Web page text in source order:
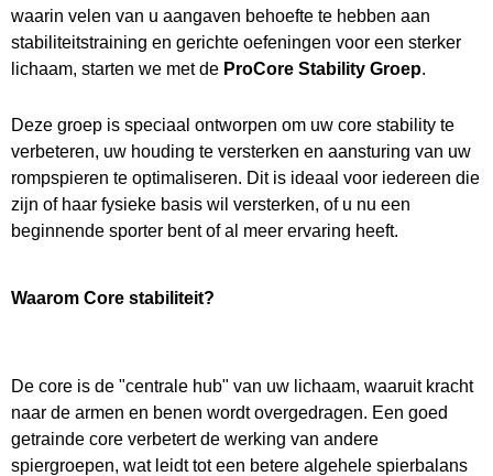
waarin velen van u aangaven behoefte te hebben aan
stabiliteitstraining en gerichte oefeningen voor een sterker
lichaam, starten we met de ProCore Stability Groep.
Deze groep is speciaal ontworpen om uw core stability te
verbeteren, uw houding te versterken en aansturing van uw
rompspieren te optimaliseren. Dit is ideaal voor iedereen die
zijn of haar fysieke basis wil versterken, of u nu een
beginnende sporter bent of al meer ervaring heeft.
Waarom Core stabiliteit?
De core is de "centrale hub" van uw lichaam, waaruit kracht
naar de armen en benen wordt overgedragen. Een goed
getrainde core verbetert de werking van andere
spiergroepen, wat leidt tot een betere algehele spierbalans